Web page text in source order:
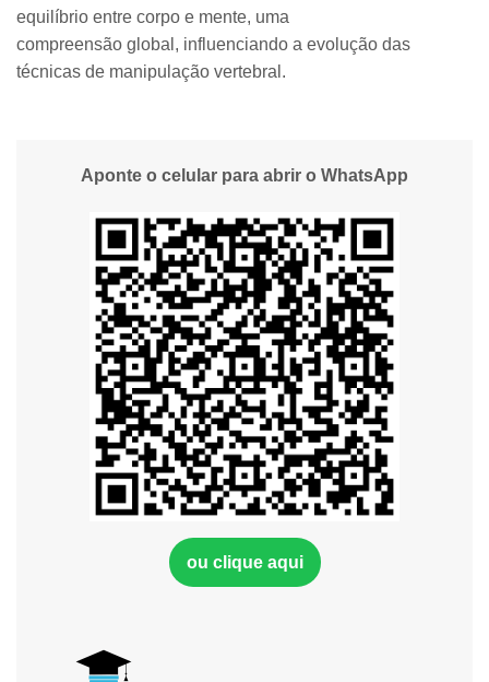
equilíbrio entre corpo e mente, uma
compreensão global, influenciando a evolução das
técnicas de manipulação vertebral.
Aponte o celular para abrir o WhatsApp
ou clique aqui